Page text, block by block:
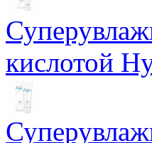
кислотой